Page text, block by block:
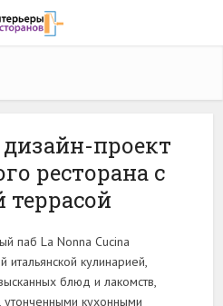
проект
ресторана с
террасой
паб La Nonna Cucina
кулинарией,
блюд и лакомств,
кухонными